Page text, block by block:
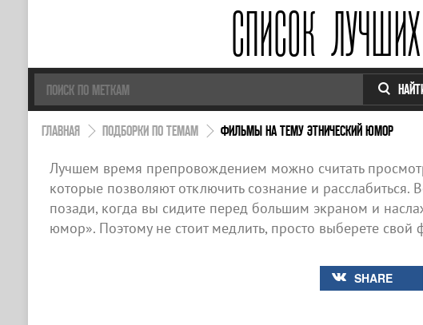
СПИСОК
ГЛАВНАЯ ПОДБОРКИ ПО ТЕМАМ ФИЛЬМЫ НА ТЕМУ ЭТНИЧЕСКИЙ ЮМОР
Лучшем время препровождением можно считать
которые позволяют отключить сознание и расслабиться.
позади, когда вы сидите перед большим экраном и
юмор». Поэтому не стоит медлить, просто выберете свой
SHARE